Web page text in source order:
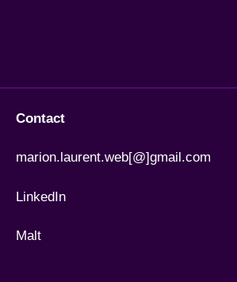
Contact
marion.laurent.web[@]gmail.com
LinkedIn
Malt